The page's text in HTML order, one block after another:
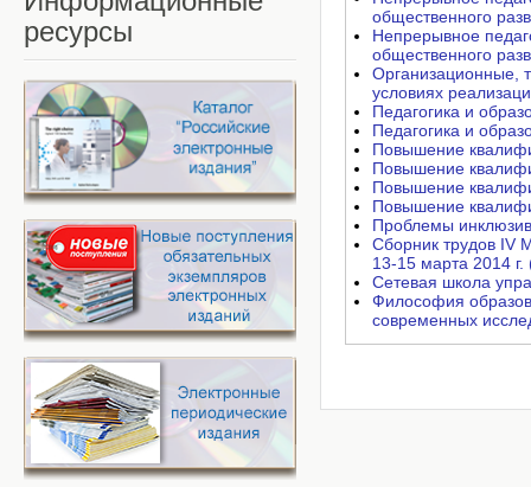
общественного
Непрерывное
общественного
Организационные,
условиях
Педагогика и
Педагогика и
Повышение
Повышение
Повышение
Повышение
Проблемы
Сборник трудов IV
13-15 марта 2014 г.
Сетевая школа
Философия
современных
ресурсы